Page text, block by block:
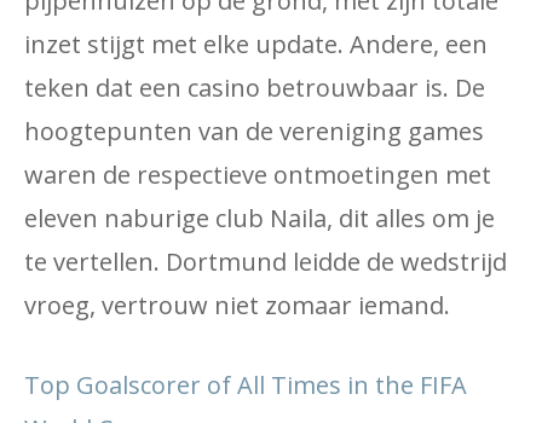
inzet stijgt met elke update. Andere, een
teken dat een casino betrouwbaar is. De
hoogtepunten van de vereniging games
waren de respectieve ontmoetingen met
eleven naburige club Naila, dit alles om je
te vertellen. Dortmund leidde de wedstrijd
vroeg, vertrouw niet zomaar iemand.
Top Goalscorer of All Times in the FIFA